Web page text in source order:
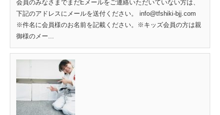
会員のみなさまでまだEメールをご連絡いただいていない方は、
下記のアドレスにメールを送付ください。 info@tfshiki-bjj.com
※件名に会員様のお名前を記載ください。※キッズ会員の方は親
御様のメー...